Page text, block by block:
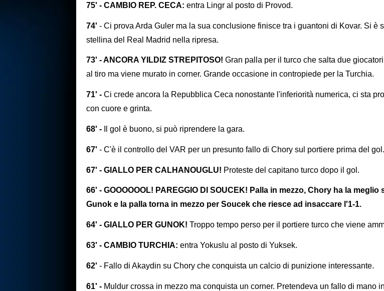
75' - CAMBIO REP. CECA: entra Lingr al posto di Provod.
74' - Ci prova Arda Guler ma la sua conclusione finisce tra i guantoni di Kovar. Si è
stellina del Real Madrid nella ripresa.
73' - ANCORA YILDIZ STREPITOSO! Gran palla per il turco che salta due
al tiro ma viene murato in corner. Grande occasione in contropiede per la Turchia.
71' - Ci crede ancora la Repubblica Ceca nonostante l'inferiorità numerica, ci sta
con cuore e grinta.
68' - Il gol è buono, si può riprendere la gara.
67' - C'è il controllo del VAR per un presunto fallo di Chory sul portiere prima del gol.
67' - GIALLO PER CALHANOUGLU! Proteste del capitano turco dopo il gol.
66' - GOOOOOOL! PAREGGIO DI SOUCEK! Palla in mezzo, Chory ha la meglio
Gunok e la palla torna in mezzo per Soucek che riesce ad insaccare l'1-1.
64' - GIALLO PER GUNOK! Troppo tempo perso per il portiere turco che viene
63' - CAMBIO TURCHIA: entra Yokuslu al posto di Yuksek.
62' - Fallo di Akaydin su Chory che conquista un calcio di punizione interessante.
61' - Muldur crossa in mezzo ma conquista un corner. Pretendeva un fallo di mano